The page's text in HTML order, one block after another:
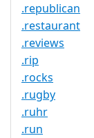
.republican
.restaurant
.reviews
.rip
.rocks
.rugby
.ruhr
.run